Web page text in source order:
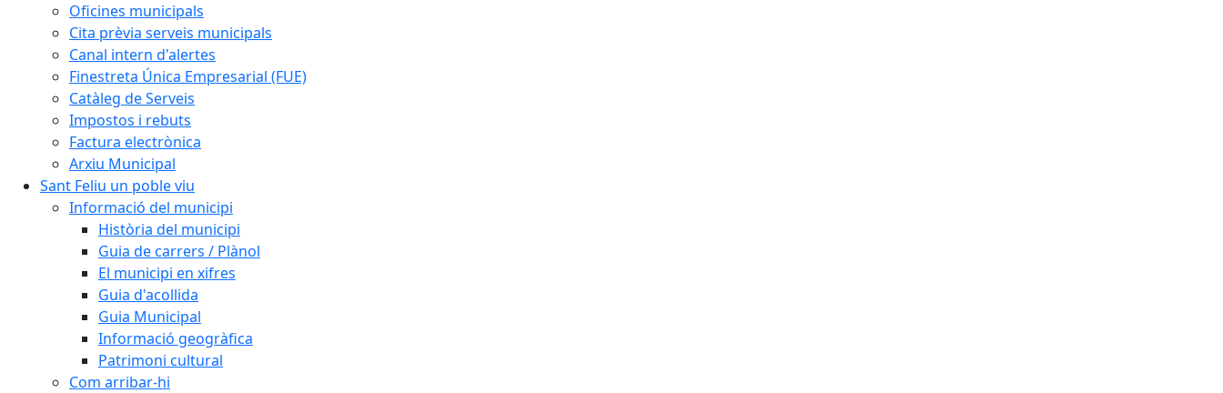
Oficines municipals
Cita prèvia serveis municipals
Canal intern d'alertes
Finestreta Única Empresarial (FUE)
Catàleg de Serveis
Impostos i rebuts
Factura electrònica
Arxiu Municipal
Sant Feliu un poble viu
Informació del municipi
Història del municipi
Guia de carrers / Plànol
El municipi en xifres
Guia d'acollida
Guia Municipal
Informació geogràfica
Patrimoni cultural
Com arribar-hi